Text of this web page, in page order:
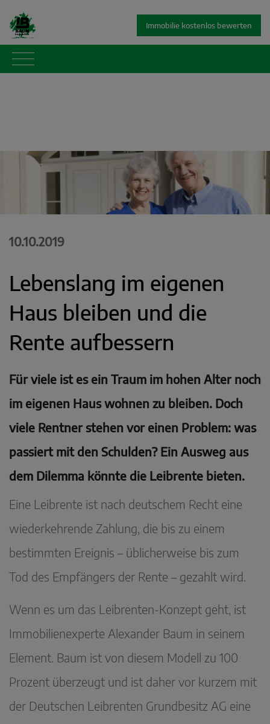
Immobilie kostenlos bewerten
10.10.2019
Lebenslang im eigenen
Haus bleiben und die
Rente aufbessern
Für viele ist es ein Traum im hohen Alter noch
im eigenen Haus wohnen zu bleiben. Doch
viele Rentner stehen vor einen Problem: was
passiert mit den Schulden? Ein Ausweg aus
dem Dilemma könnte die Leibrente bieten.
Eine Leibrente ist nach deutschem Recht eine
wiederkehrende Zahlung, die bis zu einem
bestimmten Ereignis – üblicherweise bis zum
Tod des Empfängers der Rente – gezahlt wird.
Wenn es um das Leibrenten-Konzept geht, ist
Immobilienexperte Alexander Baum in seinem
Element. Baum ist von diesem Modell zu 100
Prozent überzeugt und ist daher vor kurzem mit
der Deutschen Leibrenten Grundbesitz AG eine